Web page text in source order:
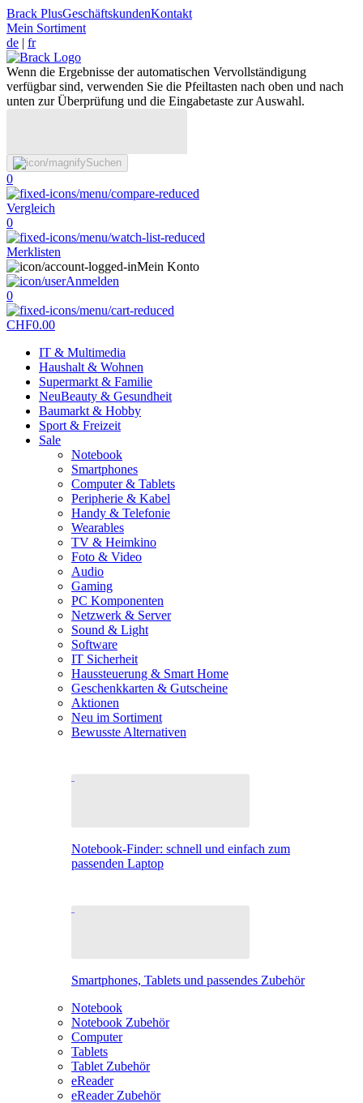
Brack PlusGeschäftskundenKontakt
Mein Sortiment
de | fr
Wenn die Ergebnisse der automatischen Vervollständigung
verfügbar sind, verwenden Sie die Pfeiltasten nach oben und nach
unten zur Überprüfung und die Eingabetaste zur Auswahl.
Suchen
0
Vergleich
0
Merklisten
Mein Konto
Anmelden
0
CHF0.00
IT & Multimedia
Haushalt & Wohnen
Supermarkt & Familie
NeuBeauty & Gesundheit
Baumarkt & Hobby
Sport & Freizeit
Sale
Notebook
Smartphones
Computer & Tablets
Peripherie & Kabel
Handy & Telefonie
Wearables
TV & Heimkino
Foto & Video
Audio
Gaming
PC Komponenten
Netzwerk & Server
Sound & Light
Software
IT Sicherheit
Haussteuerung & Smart Home
Geschenkkarten & Gutscheine
Aktionen
Neu im Sortiment
Bewusste Alternativen
Notebook-Finder: schnell und einfach zum
passenden Laptop
Smartphones, Tablets und passendes Zubehör
Notebook
Notebook Zubehör
Computer
Tablets
Tablet Zubehör
eReader
eReader Zubehör